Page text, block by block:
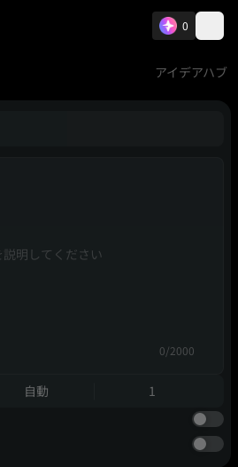
0
アイデアハブ
0/2000
自動
1